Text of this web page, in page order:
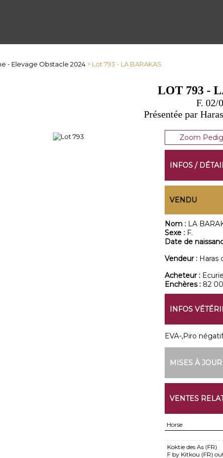
- Elevage Obstacle 2024 > Lot 793 - LA BARAKAS
LOT 793 -
F. 02/
Présentée par
Zoom
INFOS /
VENDU
Nom : LA
Sexe : F.
Date de
Vendeur : Haras
Acheteur :
Enchères : 82
INFOS
EVA-,Piro
MISES À JOUR
VENTES
Horse
Koktie des As (FR)
F by Kitkou (FR)